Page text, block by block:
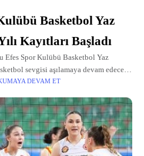
Basketbol Yaz
Kayıtları Başladı
Efes Spor Kulübü Basketbol Yaz
sevgisi aşılamaya devam edecek
Arena ve Smart Casual
DEVAM ET